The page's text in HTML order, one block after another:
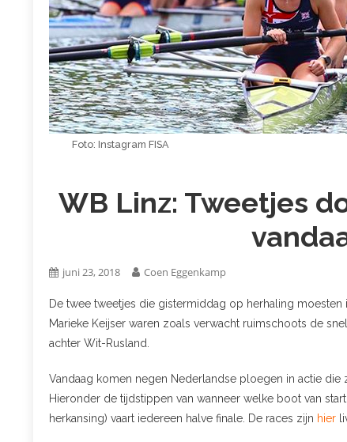
Foto: Instagram FISA
WB Linz: Tweetjes
juni 23, 2018 Coen Eggenkamp
De twee tweetjes die gistermiddag op herhaling
Marieke Keijser waren zoals verwacht ruimschoots de
achter Wit-Rusland.
Vandaag komen negen Nederlandse ploegen in actie die
Hieronder de tijdstippen van wanneer welke boot van
herkansing) vaart iedereen halve finale. De races zijn hier